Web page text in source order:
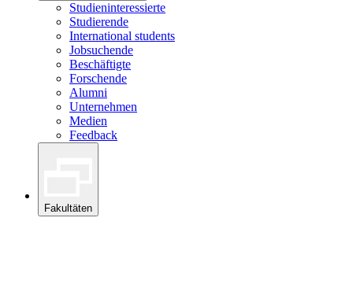
Studieninteressierte
Studierende
International students
Jobsuchende
Beschäftigte
Forschende
Alumni
Unternehmen
Medien
Feedback
Fakultäten